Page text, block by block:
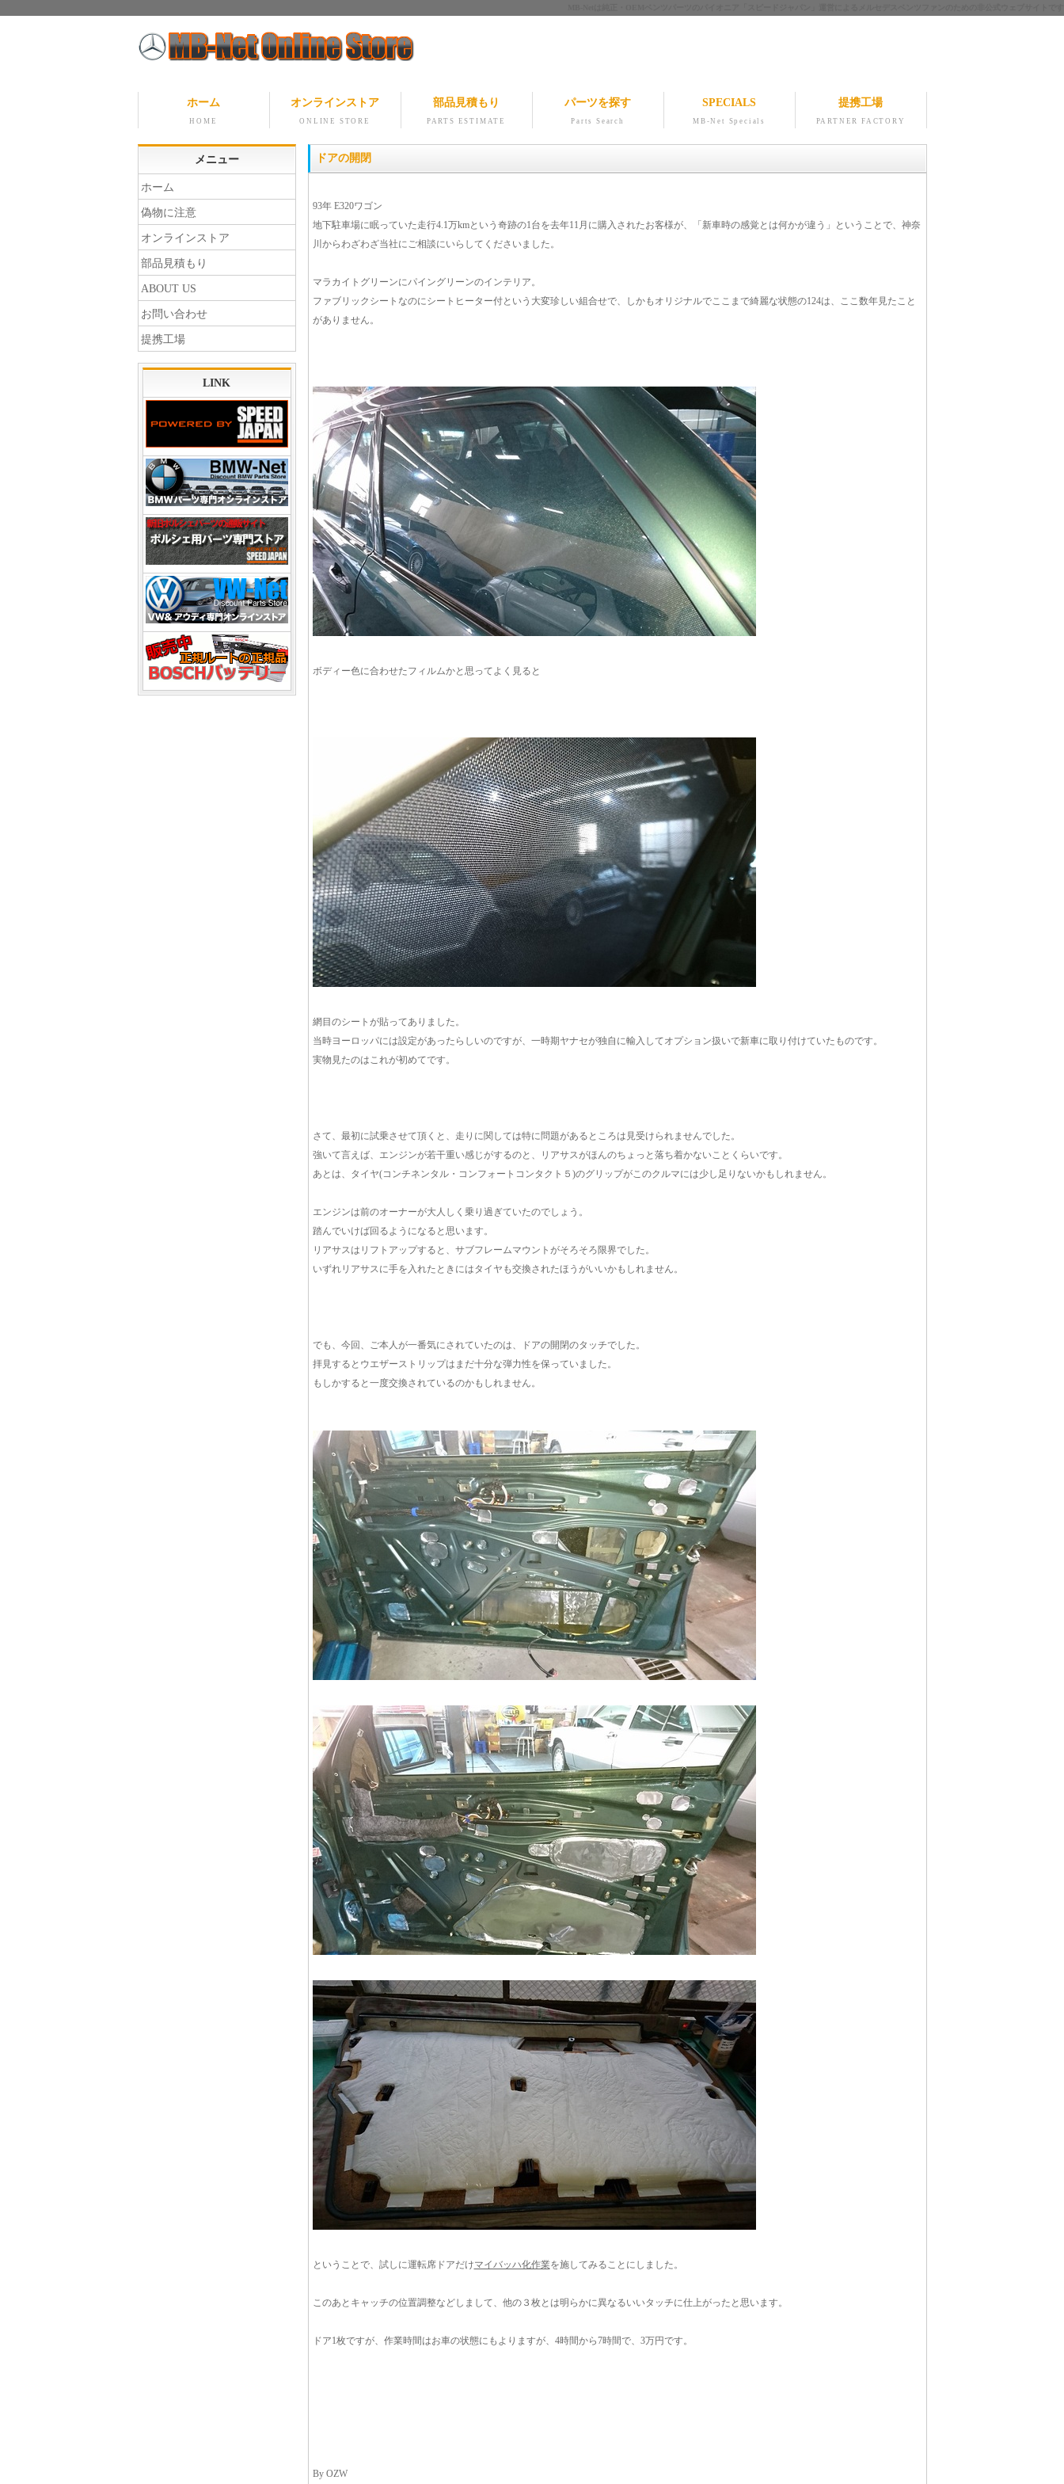
ホーム
HOME
オンラインストア
ONLINE STORE
部品見積もり
PARTS ESTIMATE
パーツを探す
Parts Search
SPECIALS
MB-Net Specials
提携工場
PARTNER FACTORY
ドアの開閉
93年 E320ワゴン
地下駐車場に眠っていた走行4.1万kmという奇跡の1台を去年11月に購入されたお客様が、「新車時の感覚とは何かが違う」ということで、神奈
川からわざわざ当社にご相談にいらしてくださいました。
マラカイトグリーンにパイングリーンのインテリア。
ファブリックシートなのにシートヒーター付という大変珍しい組合せで、しかもオリジナルでここまで綺麗な状態の124は、ここ数年見たこと
がありません。
ボディー色に合わせたフィルムかと思ってよく見ると
網目のシートが貼ってありました。
当時ヨーロッパには設定があったらしいのですが、一時期ヤナセが独自に輸入してオプション扱いで新車に取り付けていたものです。
実物見たのはこれが初めてです。
さて、最初に試乗させて頂くと、走りに関しては特に問題があるところは見受けられませんでした。
強いて言えば、エンジンが若干重い感じがするのと、リアサスがほんのちょっと落ち着かないことくらいです。
あとは、タイヤ(コンチネンタル・コンフォートコンタクト５)のグリップがこのクルマには少し足りないかもしれません。
エンジンは前のオーナーが大人しく乗り過ぎていたのでしょう。
踏んでいけば回るようになると思います。
リアサスはリフトアップすると、サブフレームマウントがそろそろ限界でした。
いずれリアサスに手を入れたときにはタイヤも交換されたほうがいいかもしれません。
でも、今回、ご本人が一番気にされていたのは、ドアの開閉のタッチでした。
拝見するとウエザーストリップはまだ十分な弾力性を保っていました。
もしかすると一度交換されているのかもしれません。
ということで、試しに運転席ドアだけマイバッハ化作業を施してみることにしました。
このあとキャッチの位置調整などしまして、他の３枚とは明らかに異なるいいタッチに仕上がったと思います。
ドア1枚ですが、作業時間はお車の状態にもよりますが、4時間から7時間で、3万円です。
By OZW
メニュー
ホーム
偽物に注意
オンラインストア
部品見積もり
ABOUT US
お問い合わせ
提携工場
LINK